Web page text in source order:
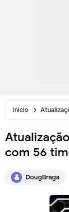
Início
com 56
DougBraga